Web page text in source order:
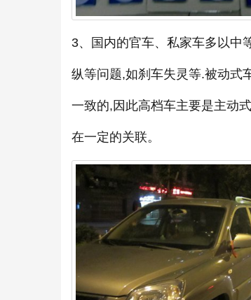
3、国内的官车、私家车多以中
纵等问题,如刹车失灵等.被动式
一致的,因此高档车主要是主动
在一定的关联。